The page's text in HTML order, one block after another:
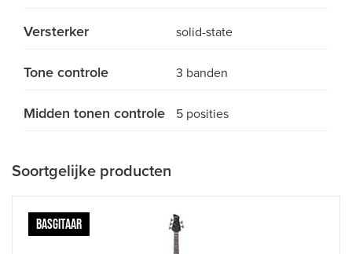
Versterker solid-state
Tone controle 3 banden
Midden tonen controle 5 posities
Soortgelijke producten
BASGITAAR